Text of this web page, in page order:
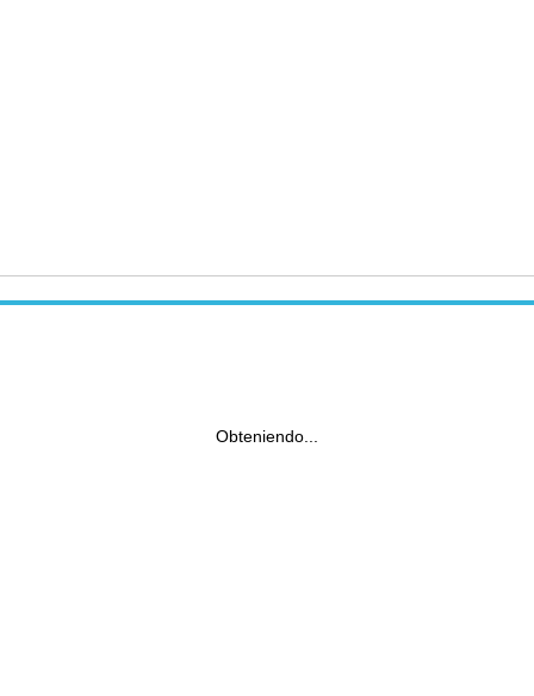
Obteniendo...